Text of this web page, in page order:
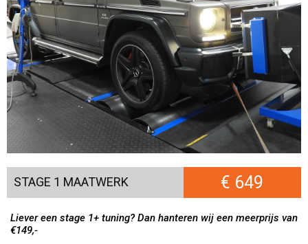
STAGE 1 MAATWERK € 649
Liever een stage 1+ tuning? Dan hanteren wij een meerprijs van
€149,-